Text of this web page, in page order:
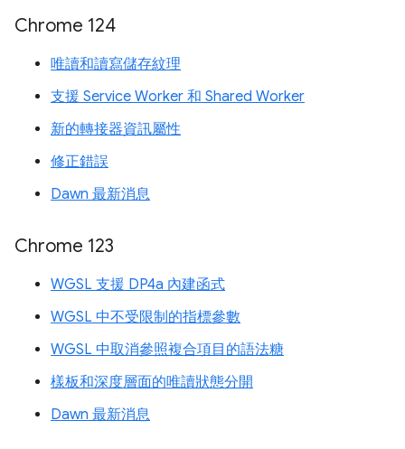
Chrome 124
唯讀和讀寫儲存紋理
支援 Service Worker 和 Shared Worker
新的轉接器資訊屬性
修正錯誤
Dawn 最新消息
Chrome 123
WGSL 支援 DP4a 內建函式
WGSL 中不受限制的指標參數
WGSL 中取消參照複合項目的語法糖
樣板和深度層面的唯讀狀態分開
Dawn 最新消息